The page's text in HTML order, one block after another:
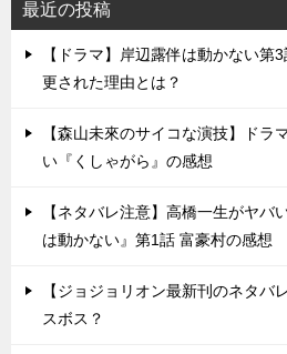
最近の投稿
【ドラマ】岸辺露伴は動かない第
更された理由とは？
【森山未來のサイコな演技】ドラ
い『くしゃがら』の感想
【ネタバレ注意】高橋一生がヤバ
は動かない』第1話 富豪村の感想
【ジョジョリオン最新刊のネタバ
スボス？